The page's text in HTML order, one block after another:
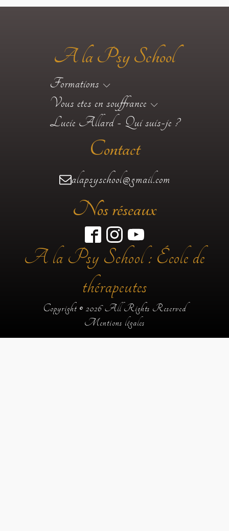
A la Psy School
Formations
Vous etes en souffrance
Lucie Allard - Qui suis-je ?
Contact
alapsyschool@gmail.com
Nos réseaux
A la Psy School : École de
thérapeutes
Copyright © 2026 All Rights Reserved
Mentions légales